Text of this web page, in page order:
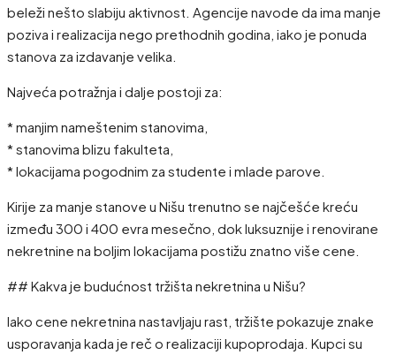
beleži nešto slabiju aktivnost. Agencije navode da ima manje
poziva i realizacija nego prethodnih godina, iako je ponuda
stanova za izdavanje velika.
Najveća potražnja i dalje postoji za:
* manjim nameštenim stanovima,
* stanovima blizu fakulteta,
* lokacijama pogodnim za studente i mlade parove.
Kirije za manje stanove u Nišu trenutno se najčešće kreću
između 300 i 400 evra mesečno, dok luksuznije i renovirane
nekretnine na boljim lokacijama postižu znatno više cene.
## Kakva je budućnost tržišta nekretnina u Nišu?
Iako cene nekretnina nastavljaju rast, tržište pokazuje znake
usporavanja kada je reč o realizaciji kupoprodaja. Kupci su